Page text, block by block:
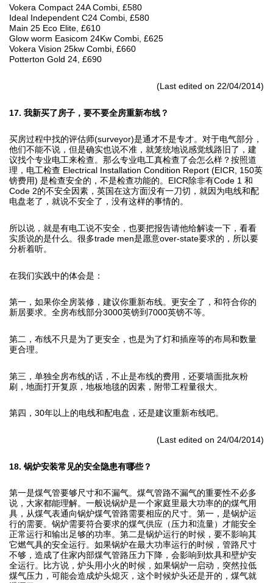
Vokera Compact 24A Combi, £580
Ideal Independent C24 Combi, £580
Main 25 Eco Elite, £610
Glow worm Easicom 24Kw Combi, £625
Vokera Vision 25kw Combi, £660
Potterton Gold 24, £690
(Last edited on 22/04/2014)
17. 我新买了房子，要不要全房重新布线？
买房过程中找的评估师(surveyor)是通才不是专才。对于电气部分，
他们不能不说，但是确实也说不准，就笼统地说感觉线路旧了，建
议找个专业电工来检查。那么专业电工真检查了会怎么样？按照道
理，电工检查 Electrical Installation Condition Report (EICR, 150英
镑费用) 是检查安全的，不是检查功能的。EICR除非有Code 1 和
Code 2的不安全因素，英国在这方面没有一刀切，就因为电线和配
电盘老了，就说不安全了，没有这样的事情的。
所以说，就是有电工说不安全，也要把报告请他给解读一下，看看
实质说的是什么。很多trade men是愿意over-state要求的，所以要
分析着听。
在我们实践中的体会是：
第一，如果你全房装修，建议你重新布线。更安全了，和符合你的
新居要求。全房布线部分3000英镑到7000英镑不等。
第二，布线不只是为了更安全，也是为了灯和插座等的布局和数量
更合理。
第三，单独全房布线的话，不止是布线的费用，还要墙面批灰粉
刷，地面打开复原，地板地毯的因素，附带工程量很大。
第四，30年以上的电线和配电盘，还是建议重新布线吧。
(Last edited on 24/04/2014)
18. 锅炉安装常见的安全隐患有哪些？
第一是煤气管要够尺寸和不漏气。煤气管路不漏气的重要性不必多
说，大家都能理解。一般说锅炉是一个家庭里最大功率的的煤气用
具，从煤气表通向锅炉煤气管路需要相应的尺寸。第一，是锅炉运
行的需要。锅炉需要符合要求的煤气供应（压力和流量）才能安全
正常运行和输出足够的功率。第二是锅炉运行的时候，要不影响其
它燃气具的安全运行。如果锅炉在最大功率运行的时候，管路尺寸
不够，造成了住家内部煤气管路压力下降，会影响到炊具和壁炉安
全运行。比方说，炉头用小火的时候，如果锅炉一启动，突然拉低
煤气压力，可能会造成炉头熄灭，这个时候炉头还是开的，煤气就